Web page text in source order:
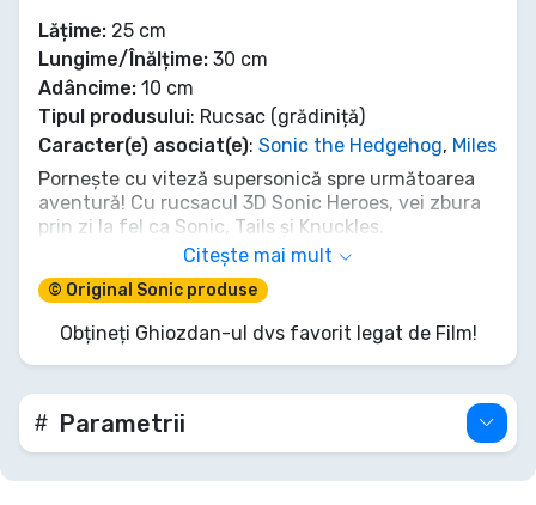
Lățime: 25 cm
Lungime/Înălțime: 30 cm
Adâncime: 10 cm
Tipul produsului: Rucsac (grădiniță)
Caracter(e) asociat(e): Sonic the Hedgehog, Miles
Pornește cu viteză supersonică spre următoarea
aventură! Cu rucsacul 3D Sonic Heroes, vei zbura
prin zi la fel ca Sonic, Tails și Knuckles.
Împachetează-ți lucrurile esențiale, ia Inelele
Puterii (sau pachetul!) și arată tuturor că faci
parte din cea mai rapidă echipă. Acest rucsac de
30 cm nu e doar pentru transport; e o declarație de
stil. Ești gata să treci la următorul nivel și să intri în
acțiune cu eroii tăi preferați alături?
Citește mai mult
© Original Sonic produse
Obțineți Ghiozdan-ul dvs favorit legat de Film!
Parametrii